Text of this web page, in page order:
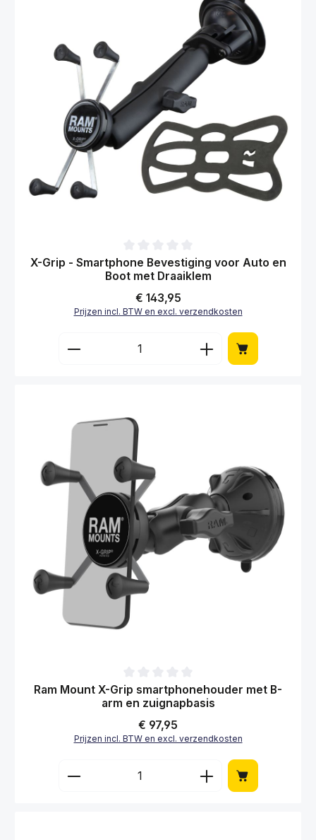
Gemiddelde waardering van 0 van 5 sterren
X-Grip - Smartphone Bevestiging voor Auto en
Boot met Draaiklem
Normale prijs:
€ 143,95
Prijzen incl. BTW en excl. verzendkosten
Producthoeveelheid: Voer de gewenste
Gemiddelde waardering van 0 van 5 sterren
Ram Mount X-Grip smartphonehouder met B-
arm en zuignapbasis
Normale prijs:
€ 97,95
Prijzen incl. BTW en excl. verzendkosten
Producthoeveelheid: Voer de gewenste